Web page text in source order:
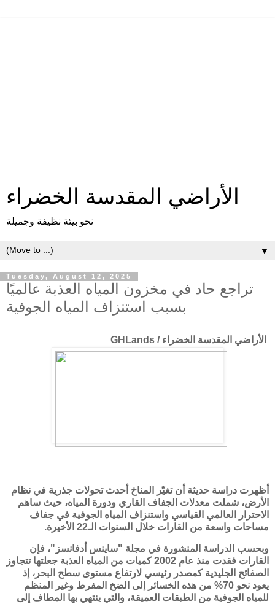
الأراضي المقدسة الخضراء
نحو بيئة نظيفة وجميلة
▼
Tuesday, August 12, 2025
تراجع حاد في مخزون المياه العذبة عالميًا
بسبب استنزاف المياه الجوفية
الأراضي المقدسة الخضراء / GHLands
أظهرت دراسة حديثة أن تغيّر المناخ أحدث تحولات جذرية في نظام
الأرض، شملت معدلات الجفاف القاري ودورة المياه، حيث ساهم
الاحترار العالمي القياسي واستنزاف المياه الجوفية في جفاف
مساحات واسعة من القارات خلال السنوات الـ22 الأخيرة.
وبحسب الدراسة المنشورة في مجلة "ساينس أدفانسز"، فإن
القارات فقدت منذ عام 2002 كميات من المياه العذبة جعلتها تتجاوز
الصفائح الجليدية كمصدر رئيسي لارتفاع مستوى سطح البحر، إذ
يعود نحو 70% من هذه الخسائر إلى الضخ المفرط وغير المنظم
للمياه الجوفية من الطبقات العميقة، والتي ينتهي بها المطاف إلى